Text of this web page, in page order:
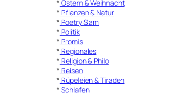
* Ostern & Weihnacht
* Pflanzen & Natur
* Poetry Slam
* Politik
* Promis
* Regionales
* Religion & Philo
* Reisen
* Rüpeleien & Tiraden
* Schlafen